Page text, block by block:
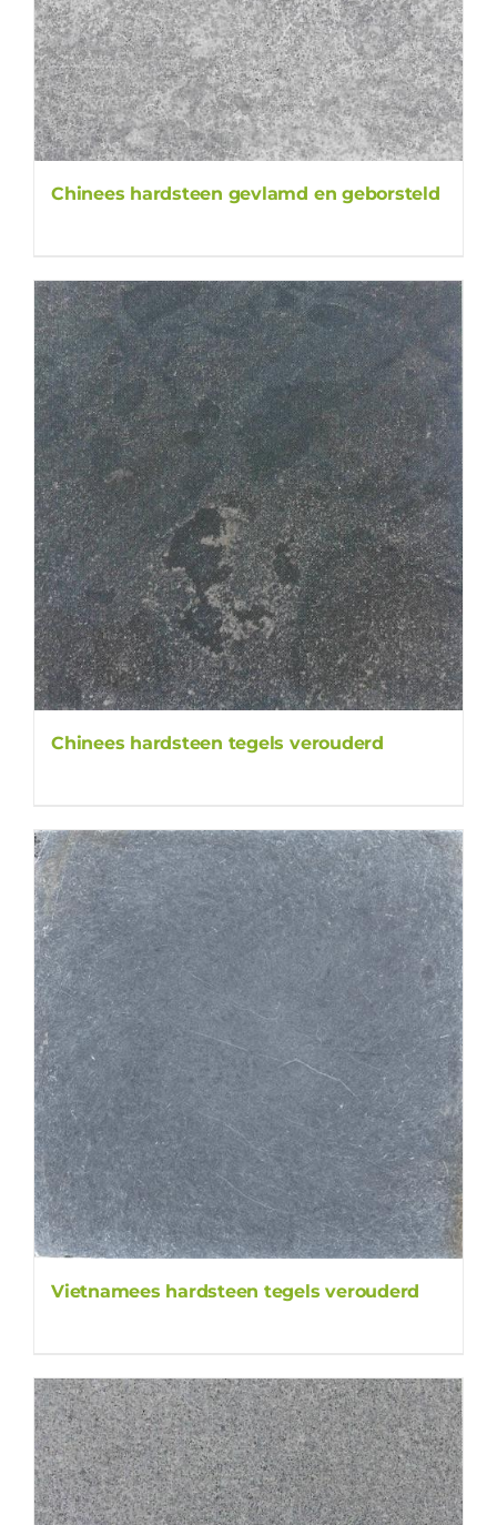
Chinees hardsteen gevlamd en geborsteld
Chinees hardsteen tegels verouderd
Vietnamees hardsteen tegels verouderd